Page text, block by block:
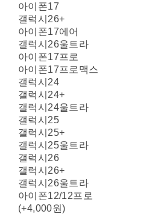
아이폰17
갤럭시26+
아이폰17에어
갤럭시26울트라
아이폰17프로
아이폰17프로맥스
갤럭시24
갤럭시24+
갤럭시24울트라
갤럭시25
갤럭시25+
갤럭시25울트라
갤럭시26
갤럭시26+
갤럭시26울트라
아이폰12/12프로
(+4,000원)